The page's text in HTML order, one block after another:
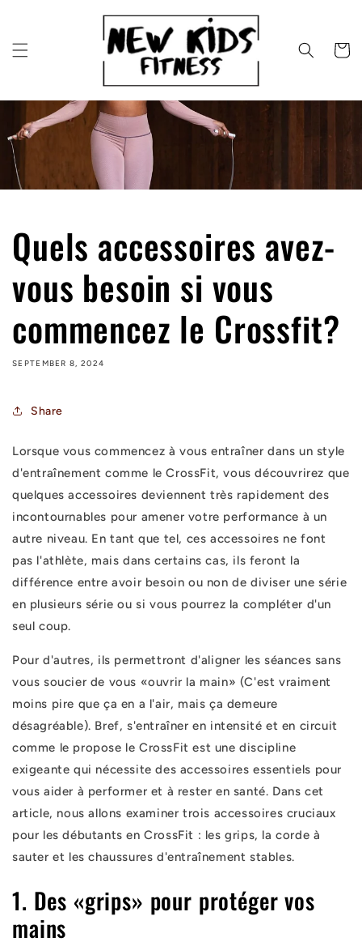
Cart
Quels accessoires avez-
vous besoin si vous
commencez le Crossfit?
SEPTEMBER 8, 2024
Share
Lorsque vous commencez à vous entraîner dans un style
d'entraînement comme le CrossFit, vous découvrirez que
quelques accessoires deviennent très rapidement des
incontournables pour amener votre performance à un
autre niveau. En tant que tel, ces accessoires ne font
pas l'athlète, mais dans certains cas, ils feront la
différence entre avoir besoin ou non de diviser une série
en plusieurs série ou si vous pourrez la compléter d'un
seul coup.
Pour d'autres, ils permettront d'aligner les séances sans
vous soucier de vous «ouvrir la main» (C'est vraiment
moins pire que ça en a l'air, mais ça demeure
désagréable). Bref, s'entraîner en intensité et en circuit
comme le propose le CrossFit est une discipline
exigeante qui nécessite des accessoires essentiels pour
vous aider à performer et à rester en santé. Dans cet
article, nous allons examiner trois accessoires cruciaux
pour les débutants en CrossFit : les grips, la corde à
sauter et les chaussures d'entraînement stables.
1. Des «grips» pour protéger vos
mains